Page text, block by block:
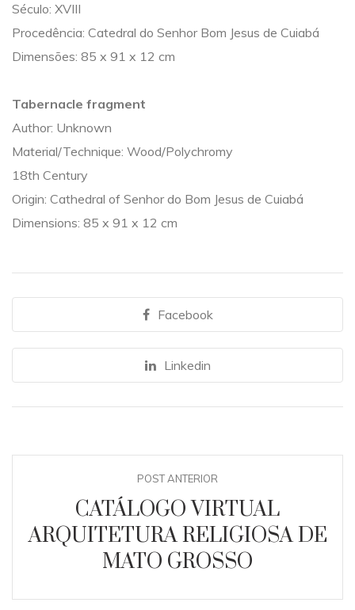
Século: XVIII
Procedência: Catedral do Senhor Bom Jesus de Cuiabá
Dimensões: 85 x 91 x 12 cm
Tabernacle fragment
Author: Unknown
Material/Technique: Wood/Polychromy
18th Century
Origin: Cathedral of Senhor do Bom Jesus de Cuiabá
Dimensions: 85 x 91 x 12 cm
Facebook
Linkedin
POST ANTERIOR
CATÁLOGO VIRTUAL
ARQUITETURA RELIGIOSA DE
MATO GROSSO